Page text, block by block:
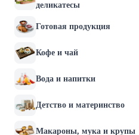
деликатесы
Готовая продукция
Кофе и чай
Вода и напитки
Детство и материнство
Макароны, мука и крупы